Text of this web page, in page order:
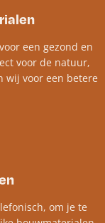
een gezond en
voor de natuur,
wij voor een betere
om je te